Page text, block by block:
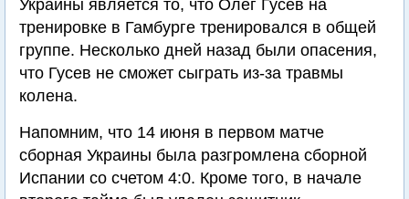
Украины является то, что Олег Гусев на
тренировке в Гамбурге тренировался в общей
группе. Несколько дней назад были опасения,
что Гусев не сможет сыграть из-за травмы
колена.
Напомним, что 14 июня в первом матче
сборная Украины была разгромлена сборной
Испании со счетом 4:0. Кроме того, в начале